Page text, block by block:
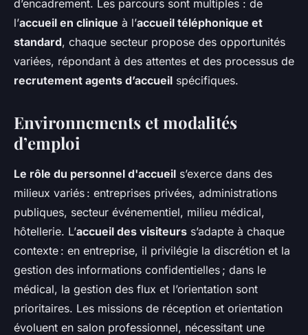
d’encadrement. Les parcours sont multiples : de
l’accueil en clinique à l’accueil téléphonique et
standard, chaque secteur propose des opportunités
variées, répondant à des attentes et des processus de
recrutement agents d’accueil spécifiques.
Environnements et modalités
d’emploi
Le rôle du personnel d'accueil s’exerce dans des
milieux variés : entreprises privées, administrations
publiques, secteur événementiel, milieu médical,
hôtellerie. L’accueil des visiteurs s’adapte à chaque
contexte : en entreprise, il privilégie la discrétion et la
gestion des informations confidentielles ; dans le
médical, la gestion des flux et l’orientation sont
prioritaires. Les missions de réception et orientation
évoluent en salon professionnel, nécessitant une